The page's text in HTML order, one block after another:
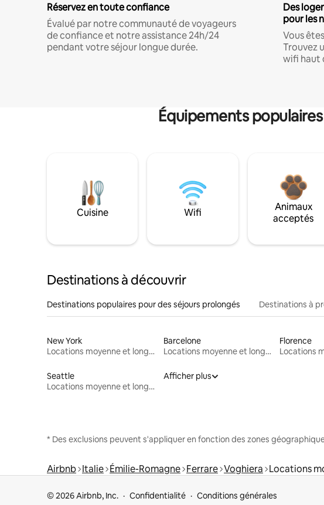
Réservez en toute confiance
Évalué par notre communauté de voyageurs
de confiance et notre assistance 24h/24
pendant votre séjour longue durée.
Des
pour les
Vous
Trouvez
wifi haut
Équipements
Cuisine Wifi
Animaux
acceptés
Destinations à découvrir
Destinations populaires pour des séjours prolongés Destinations à
New York
Locations moyenne et longue durée
Barcelone
Locations moyenne et longue durée
Florence
Seattle
Locations moyenne et longue durée
Afficher plus
* Des exclusions peuvent s'appliquer en fonction des zones
Airbnb Italie Émilie-Romagne Ferrare Voghiera Locations
© 2026 Airbnb, Inc. Confidentialité Conditions générales